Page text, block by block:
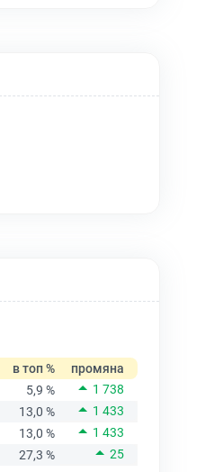
в топ %
промяна
5,9 %
1 738
13,0 %
1 433
13,0 %
1 433
27,3 % 25